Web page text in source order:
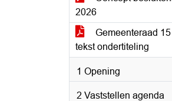
2026
Gemeenteraad
tekst ondertiteling
1 Opening
2 Vaststellen agenda